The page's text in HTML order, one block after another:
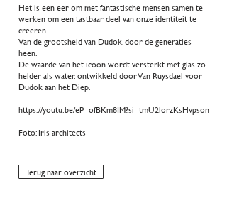
Het is een eer om met fantastische mensen samen te
werken om een tastbaar deel van onze identiteit te
creëren.
Van de grootsheid van Dudok, door de generaties
heen.
De waarde van het icoon wordt versterkt met glas zo
helder als water, ontwikkeld door Van Ruysdael voor
Dudok aan het Diep.
https://youtu.be/eP_ofBKm8IM?si=tmU2lorzKsHvpson
Foto: Iris architects
Terug naar overzicht